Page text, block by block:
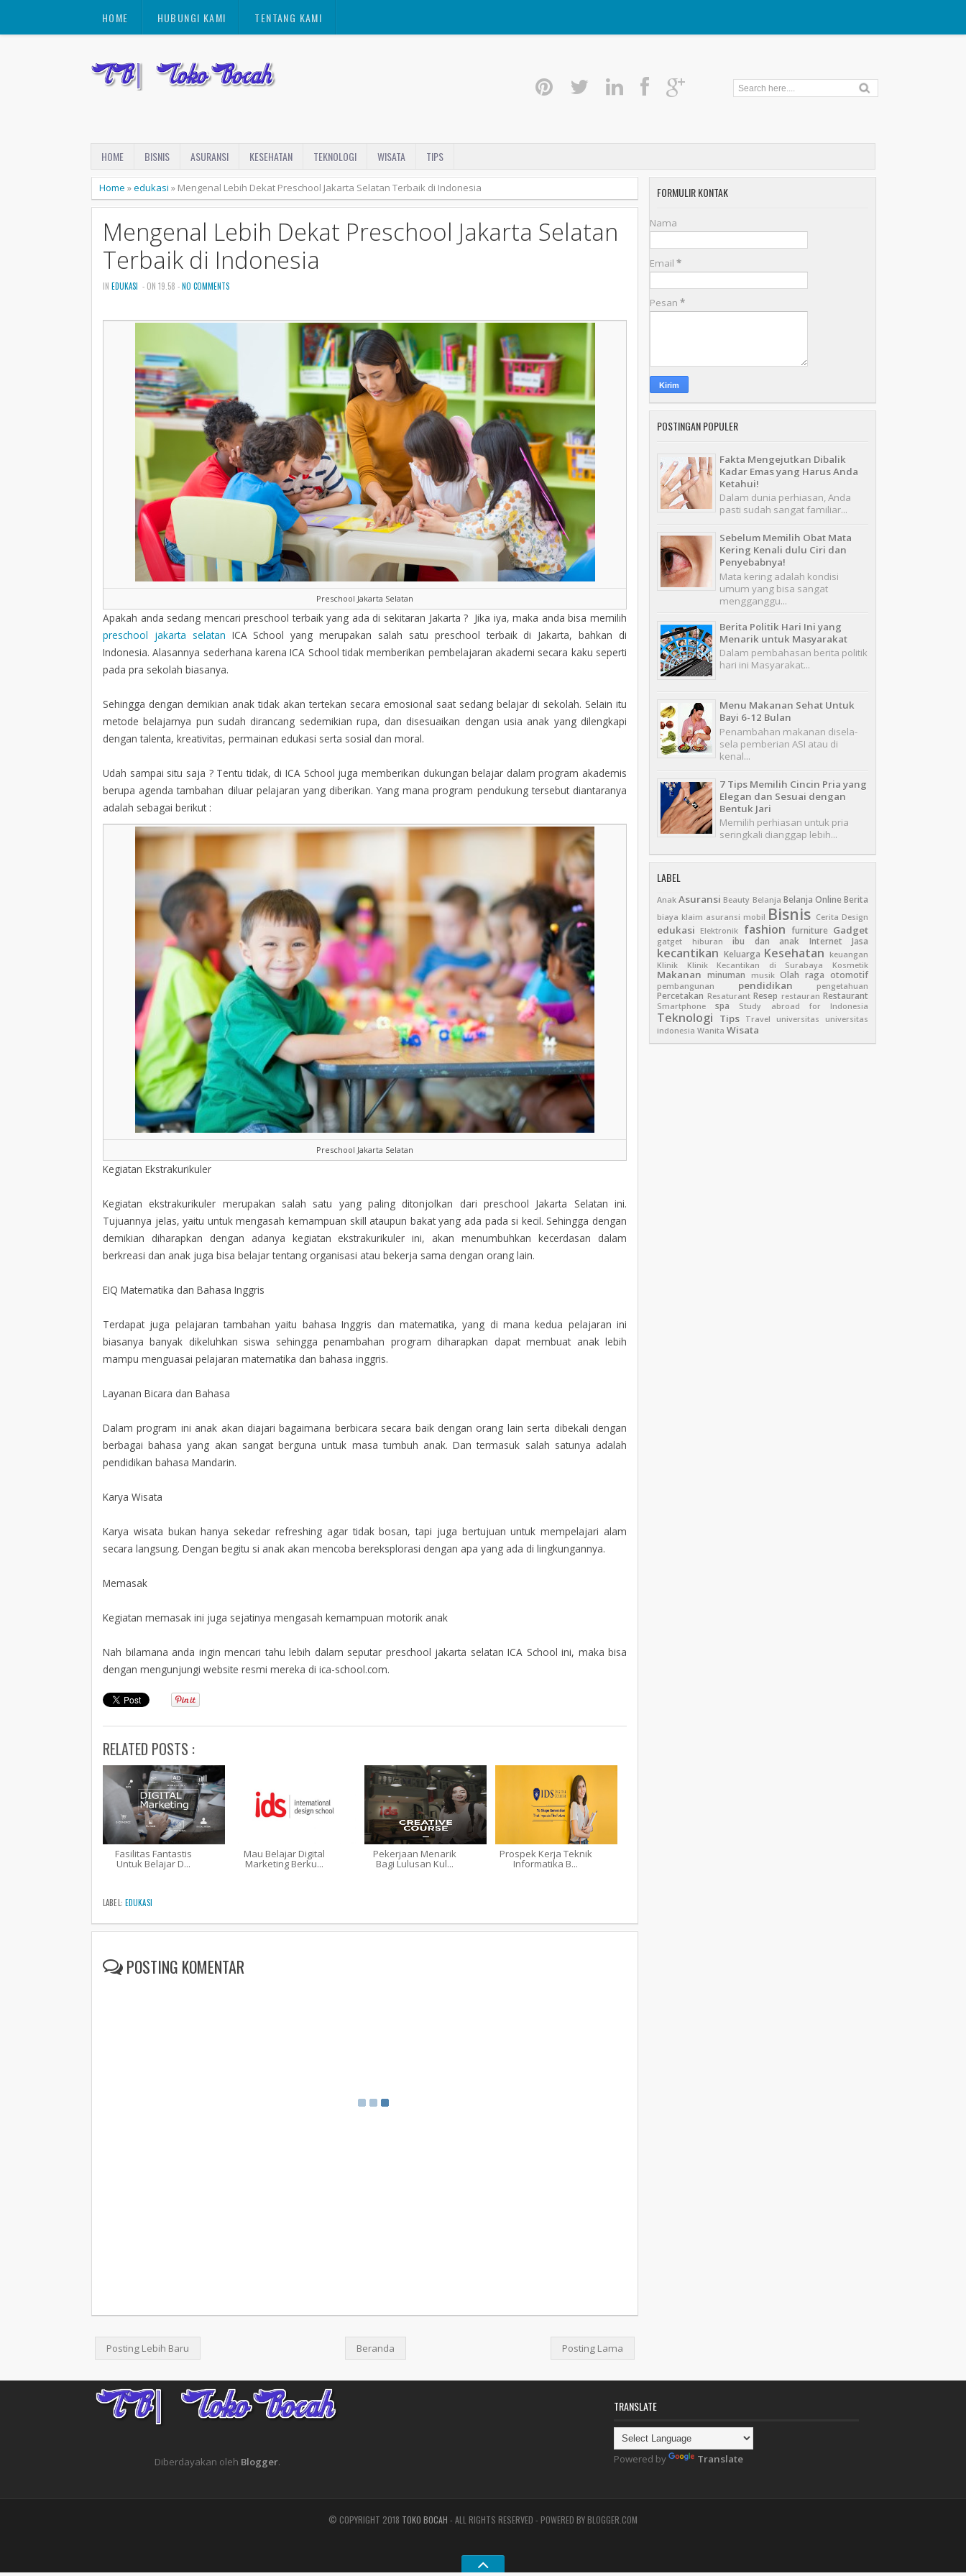
HOME HUBUNGI KAMI TENTANG KAMI
HOME BISNIS ASURANSI KESEHATAN TEKNOLOGI WISATA TIPS
Home »edukasi » Mengenal Lebih Dekat Preschool Jakarta Selatan Terbaik di Indonesia
Mengenal Lebih Dekat Preschool Jakarta Selatan
Terbaik di Indonesia
IN EDUKASI - ON 19.58 -NO COMMENTS
Preschool Jakarta Selatan
Apakah anda sedang mencari preschool terbaik yang ada di sekitaran Jakarta ? Jika iya, maka anda bisa memilih
preschool jakarta selatan ICA School yang merupakan salah satu preschool terbaik di Jakarta, bahkan di
Indonesia. Alasannya sederhana karena ICA School tidak memberikan pembelajaran akademi secara kaku seperti
pada pra sekolah biasanya.
Sehingga dengan demikian anak tidak akan tertekan secara emosional saat sedang belajar di sekolah. Selain itu
metode belajarnya pun sudah dirancang sedemikian rupa, dan disesuaikan dengan usia anak yang dilengkapi
dengan talenta, kreativitas, permainan edukasi serta sosial dan moral.
Udah sampai situ saja ? Tentu tidak, di ICA School juga memberikan dukungan belajar dalam program akademis
berupa agenda tambahan diluar pelajaran yang diberikan. Yang mana program pendukung tersebut diantaranya
adalah sebagai berikut :
Preschool Jakarta Selatan
Kegiatan Ekstrakurikuler
Kegiatan ekstrakurikuler merupakan salah satu yang paling ditonjolkan dari preschool Jakarta Selatan ini.
Tujuannya jelas, yaitu untuk mengasah kemampuan skill ataupun bakat yang ada pada si kecil. Sehingga dengan
demikian diharapkan dengan adanya kegiatan ekstrakurikuler ini, akan menumbuhkan kecerdasan dalam
berkreasi dan anak juga bisa belajar tentang organisasi atau bekerja sama dengan orang lain.
EIQ Matematika dan Bahasa Inggris
Terdapat juga pelajaran tambahan yaitu bahasa Inggris dan matematika, yang di mana kedua pelajaran ini
biasanya banyak dikeluhkan siswa sehingga penambahan program diharapkan dapat membuat anak lebih
mampu menguasai pelajaran matematika dan bahasa inggris.
Layanan Bicara dan Bahasa
Dalam program ini anak akan diajari bagaimana berbicara secara baik dengan orang lain serta dibekali dengan
berbagai bahasa yang akan sangat berguna untuk masa tumbuh anak. Dan termasuk salah satunya adalah
pendidikan bahasa Mandarin.
Karya Wisata
Karya wisata bukan hanya sekedar refreshing agar tidak bosan, tapi juga bertujuan untuk mempelajari alam
secara langsung. Dengan begitu si anak akan mencoba bereksplorasi dengan apa yang ada di lingkungannya.
Memasak
Kegiatan memasak ini juga sejatinya mengasah kemampuan motorik anak
Nah bilamana anda ingin mencari tahu lebih dalam seputar preschool jakarta selatan ICA School ini, maka bisa
dengan mengunjungi website resmi mereka di ica-school.com.
RELATED POSTS :
Fasilitas Fantastis
Untuk Belajar D...
Mau Belajar Digital
Marketing Berku...
Pekerjaan Menarik
Bagi Lulusan Kul...
Prospek Kerja Teknik
Informatika B...
LABEL: EDUKASI
POSTING KOMENTAR
Posting Lebih Baru Posting Lama
Beranda
FORMULIR KONTAK
Nama
Email *
Pesan *
POSTINGAN POPULER
Fakta Mengejutkan Dibalik
Kadar Emas yang Harus Anda
Ketahui!
Dalam dunia perhiasan, Anda
pasti sudah sangat familiar...
Sebelum Memilih Obat Mata
Kering Kenali dulu Ciri dan
Penyebabnya!
Mata kering adalah kondisi
umum yang bisa sangat
mengganggu...
Berita Politik Hari Ini yang
Menarik untuk Masyarakat
Dalam pembahasan berita politik
hari ini Masyarakat...
Menu Makanan Sehat Untuk
Bayi 6-12 Bulan
Penambahan makanan disela-
sela pemberian ASI atau di
kenal...
7 Tips Memilih Cincin Pria yang
Elegan dan Sesuai dengan
Bentuk Jari
Memilih perhiasan untuk pria
seringkali dianggap lebih...
LABEL
Anak Asuransi Beauty Belanja Belanja Online Berita
biaya klaim asuransi mobil Bisnis Cerita Design
edukasi Elektronik fashion furniture Gadget
gatget hiburan ibu dan anak Internet Jasa
kecantikan Keluarga Kesehatan
keuangan
Klinik
Klinik Kecantikan di Surabaya Kosmetik
Makanan minuman musik Olah raga otomotif
pembangunan pendidikan pengetahuan
Percetakan Resaturant Resep restauran Restaurant
Smartphone spa Study abroad for Indonesia
Teknologi Tips Travel universitas
universitas
indonesia Wanita Wisata
Diberdayakan oleh Blogger.
TRANSLATE
Powered by Translate
© COPYRIGHT 2018 TOKO BOCAH - ALL RIGHTS RESERVED - POWERED BY BLOGGER.COM